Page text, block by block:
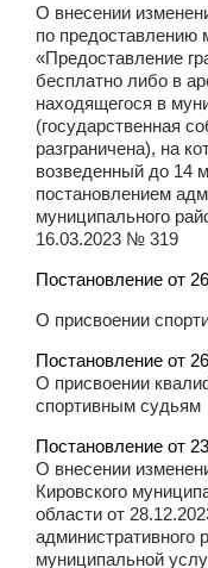
О внесении
по предоставлению
«Предоставление
бесплатно либо в
находящегося в
(государственная
разграничена), на
возведенный до 14
постановлением
муниципального
16.03.2023 № 319
Постановление от
О присвоении
Постановление от
О присвоении
спортивным судьям
Постановление от
О внесении
Кировского
области от
административного
муниципальной